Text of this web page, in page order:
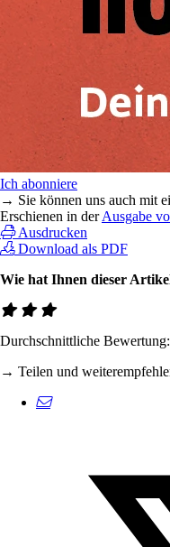
Ich abonniere
→ Sie können uns auch mit
Erschienen in derAusgabe
Ausdrucken
Download als PDF
Wie hat Ihnen dieser
Durchschnittliche Bewertung:
→ Teilen und